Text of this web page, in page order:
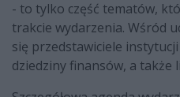
- to tylko część tematów,
trakcie wydarzenia. Wśród
się przedstawiciele
dziedziny finansów, a także